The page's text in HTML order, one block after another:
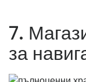
7.
за